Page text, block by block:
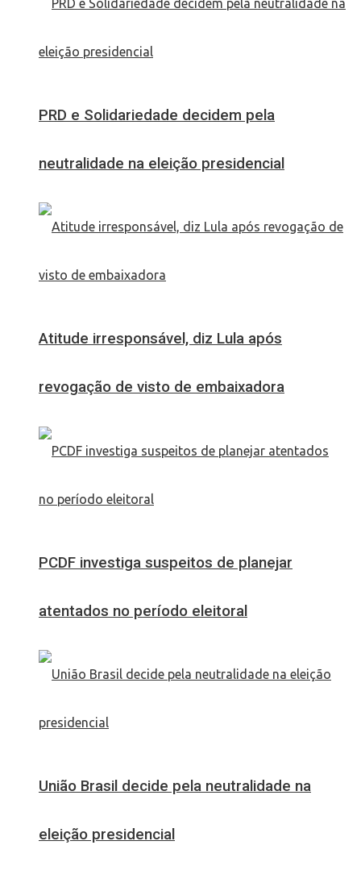
PRD e Solidariedade decidem pela
neutralidade na eleição presidencial
Atitude irresponsável, diz Lula após
revogação de visto de embaixadora
PCDF investiga suspeitos de planejar
atentados no período eleitoral
União Brasil decide pela neutralidade na
eleição presidencial